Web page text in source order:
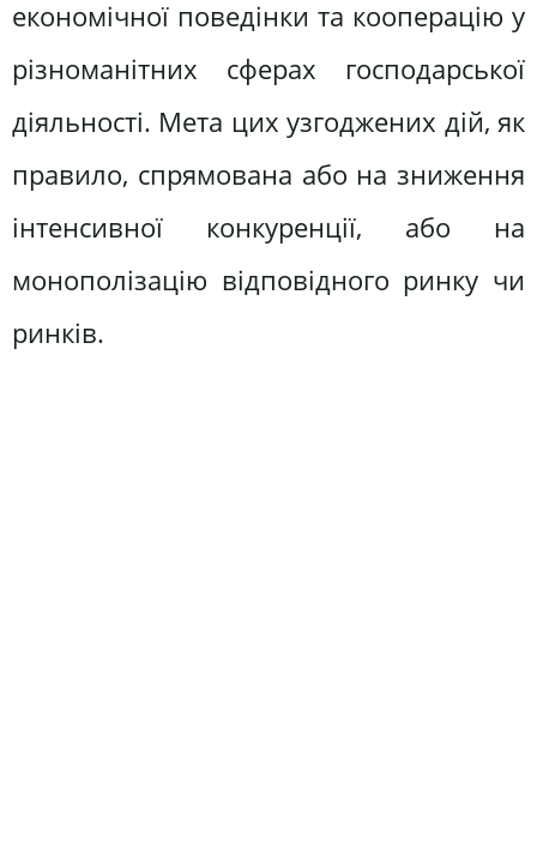
економічної поведінки та кооперацію у
різноманітних сферах господарської
діяльності. Мета цих узгоджених дій, як
правило, спрямована або на зниження
інтенсивної конкуренції, або на
монополізацію відповідного ринку чи
ринків.